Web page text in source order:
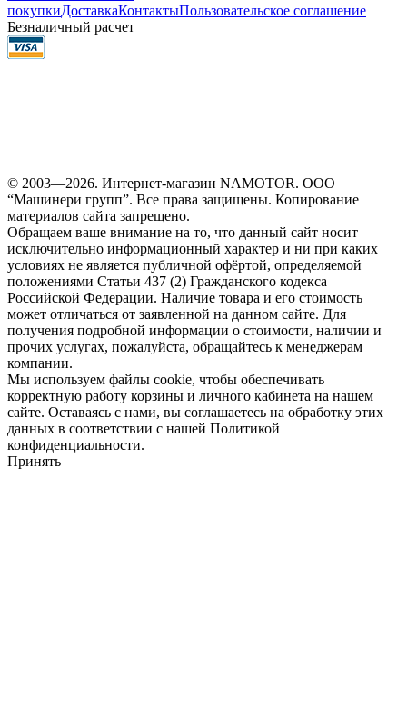
покупкиДоставкаКонтактыПользовательское соглашение
Безналичный расчет
© 2003—2026. Интернет-магазин NAMOTOR. ООО
“Машинери групп”. Все права защищены. Копирование
материалов сайта запрещено.
Обращаем ваше внимание на то, что данный сайт носит
исключительно информационный характер и ни при каких
условиях не является публичной офёртой, определяемой
положениями Статьи 437 (2) Гражданского кодекса
Российской Федерации. Наличие товара и его стоимость
может отличаться от заявленной на данном сайте. Для
получения подробной информации о стоимости, наличии и
прочих услугах, пожалуйста, обращайтесь к менеджерам
компании.
Мы используем файлы cookie, чтобы обеспечивать
корректную работу корзины и личного кабинета на нашем
сайте. Оставаясь с нами, вы соглашаетесь на обработку этих
данных в соответствии с нашей Политикой
конфиденциальности.
Принять